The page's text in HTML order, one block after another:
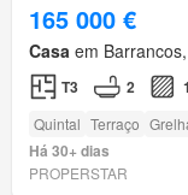
165 000 €
Casa em
T3 2
Quintal Terraço
Há 30+ dias
PROPERSTAR